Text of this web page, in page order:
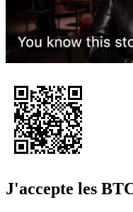
J'accepte les